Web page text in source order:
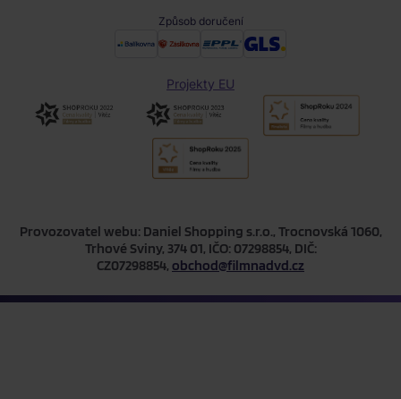
Způsob doručení
Projekty EU
Provozovatel webu: Daniel Shopping s.r.o., Trocnovská 1060,
Trhové Sviny, 374 01, IČO: 07298854, DIČ:
CZ07298854, obchod@filmnadvd.cz